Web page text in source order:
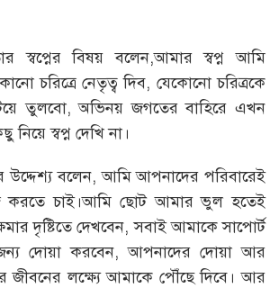
স্বপ্নের বিষয় বলেন,আমার স্বপ্ন আমি
চরিত্রে নেতৃত্ব দিব, যেকোনো চরিত্রকে
তুলবো, অভিনয় জগতের বাহিরে এখন
স্বপ্ন দেখি না।
উদ্দেশ্য বলেন, আমি আপনাদের পরিবারেই
চাই।আমি ছোট আমার ভুল হতেই
দৃষ্টিতে দেখবেন, সবাই আমাকে সাপোর্ট
দোয়া করবেন, আপনাদের দোয়া আর
জীবনের লক্ষ্যে আমাকে পৌঁছে দিবে। আর